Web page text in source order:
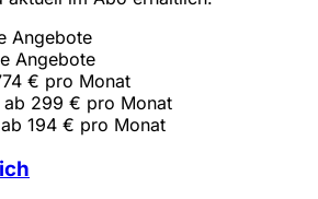
Angebote
Angebote
€ pro Monat
ab 299 € pro Monat
194 € pro Monat